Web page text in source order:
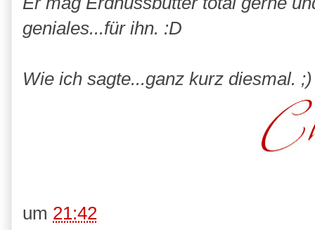
geniales...für ihn. :D
Wie ich sagte...ganz kurz diesmal. ;)
um 21:42